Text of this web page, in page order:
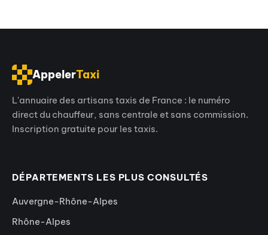
AppelerTaxi
L'annuaire des artisans taxis de France : le numéro
direct du chauffeur, sans centrale et sans commission.
Inscription gratuite pour les taxis.
DÉPARTEMENTS LES PLUS CONSULTÉS
Auvergne-Rhône-Alpes
Rhône-Alpes